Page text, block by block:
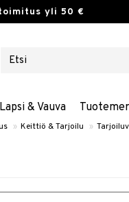
yli 50 €
& Vauva
» Keittiö & Tarjoilu »